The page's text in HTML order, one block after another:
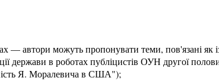
— автори можуть пропонувати теми, пов'язані як
держави в роботах публіцистів ОУН другої
Я. Моралевича в США");